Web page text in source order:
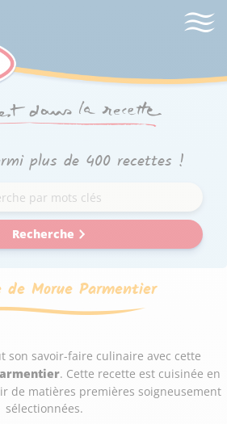
plus de 400 recettes !
Recherche
de Morue Parmentier
son savoir-faire culinaire avec cette
. Cette recette est cuisinée en
de matières premières soigneusement
sélectionnées.